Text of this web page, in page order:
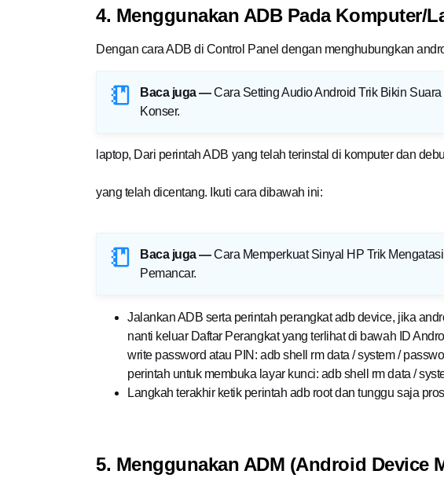
4. Menggunakan ADB Pada Komputer/
Dengan cara ADB di Control Panel dengan menghubungkan
Baca juga — Cara Setting Audio Android Trik Bikin
Konser.
laptop, Dari perintah ADB yang telah terinstal di komputer dan
yang telah dicentang. Ikuti cara dibawah ini:
Baca juga — Cara Memperkuat Sinyal HP Trik
Pemancar.
Jalankan ADB serta perintah perangkat adb device, jika
nanti keluar Daftar Perangkat yang terlihat di bawah ID
write password atau PIN: adb shell rm data / system /
perintah untuk membuka layar kunci: adb shell rm data /
Langkah terakhir ketik perintah adb root dan tunggu saja
5. Menggunakan ADM (Android Device